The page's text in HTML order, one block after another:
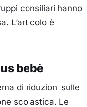
consiliari hanno
L’articolo è
bebè
di riduzioni sulle
scolastica. Le